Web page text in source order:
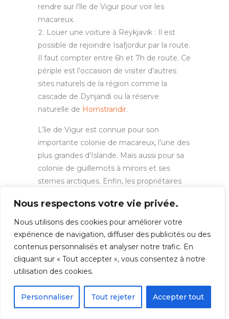
Nous respectons votre vie privée.
Nous utilisons des cookies pour améliorer votre
expérience de navigation, diffuser des publicités ou des
contenus personnalisés et analyser notre trafic. En
cliquant sur « Tout accepter », vous consentez à notre
utilisation des cookies.
Personnaliser Tout rejeter Accepter tout
rendre sur l’île de Vigur pour voir les
macareux.
Louer une voiture à Reykjavik : Il est
possible de rejoindre Isafjordur par la route.
Il faut compter entre 6h et 7h de route. Ce
périple est l’occasion de visiter d’autres
sites naturels de la région comme la
cascade de Dynjandi ou la réserve
naturelle de Hornstrandir.
L’île de Vigur est connue pour son
importante colonie de macareux, l’une des
plus grandes d’Islande. Mais aussi pour sa
colonie de guillemots à miroirs et ses
sternes arctiques. Enfin, les propriétaires
de plumes d’eiders : 3500 couples d’eiders
nidifient chaque été sur Vigur.
Visiter l’île de Vigur permet également de
voir l’une des plus vieilles maisons
d’Islande, une ferme construite en 1860.
Mais le plus impressionnant est le moulin à
vent construit en 1840. C’est
certainement le moulin à vent le plus au